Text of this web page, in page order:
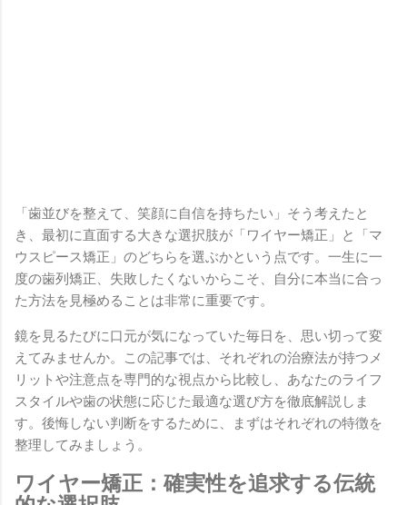
「歯並びを整えて、笑顔に自信を持ちたい」そう考えたと
き、最初に直面する大きな選択肢が「ワイヤー矯正」と「マ
ウスピース矯正」のどちらを選ぶかという点です。一生に一
度の歯列矯正、失敗したくないからこそ、自分に本当に合っ
た方法を見極めることは非常に重要です。
鏡を見るたびに口元が気になっていた毎日を、思い切って変
えてみませんか。この記事では、それぞれの治療法が持つメ
リットや注意点を専門的な視点から比較し、あなたのライフ
スタイルや歯の状態に応じた最適な選び方を徹底解説しま
す。後悔しない判断をするために、まずはそれぞれの特徴を
整理してみましょう。
ワイヤー矯正：確実性を追求する伝統